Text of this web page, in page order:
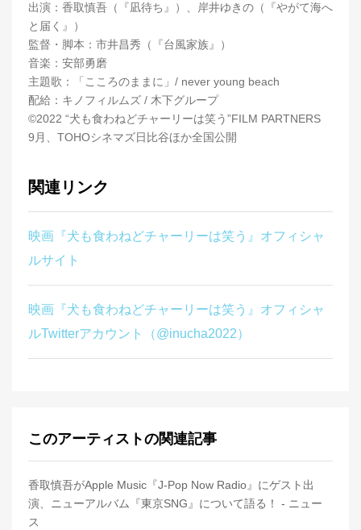
出演：香取慎吾（『凪待ち』）、岸井ゆきの（『やがて海へ
と届く』）
監督・脚本：市井昌秀（『台風家族』）
音楽：安部勇磨
主題歌：「こころのままに」/ never young beach
配給：キノフィルムズ / 木下グループ
©2022 “犬も食わねどチャーリーは笑う”FILM PARTNERS
9月、TOHOシネマズ日比谷ほか全国公開
関連リンク
映画『犬も食わねどチャーリーは笑う』オフィシャ
ルサイト
映画『犬も食わねどチャーリーは笑う』オフィシャ
ルTwitterアカウント（@inucha2022）
このアーティストの関連記事
香取慎吾がApple Music『J-Pop Now Radio』にゲスト出
演、ニューアルバム『東京SNG』について語る！ - ニュー
ス